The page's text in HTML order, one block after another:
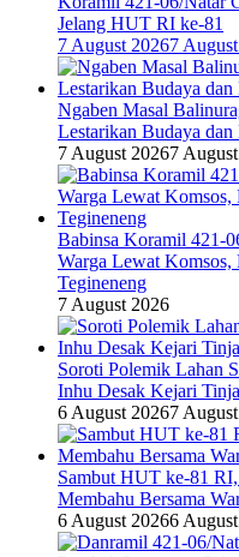
Jelang HUT RI ke-81
7 August 20267
Ngaben Masal
Lestarikan Budaya
7 August 20267
Babinsa Koramil 421-
Warga Lewat Komsos,
Tegineneng
7 August 2026
Soroti Polemik Lahan
Inhu Desak Kejari
6 August 20267
Sambut HUT ke-81
Membahu Bersama
6 August 20266